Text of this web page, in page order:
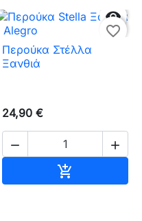

favorite_border
Περούκα Στέλλα
Ξανθιά
24,90 €
 
